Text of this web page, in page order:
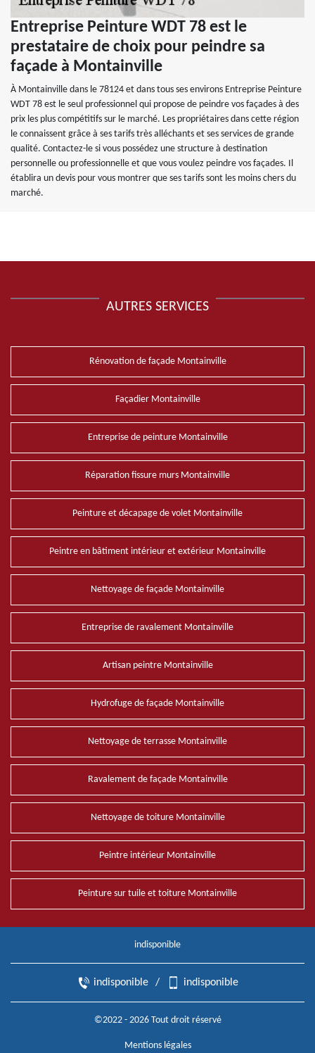
Entreprise Peinture WDT 78 est le
prestataire de choix pour peindre sa
façade à Montainville
À Montainville dans le 78124 et dans tous ses environs Entreprise Peinture
WDT 78 est le seul professionnel qui propose de peindre vos façades à des
prix les plus compétitifs sur le marché. Les propriétaires dans cette région
le connaissent grâce à ses tarifs très alléchants et ses services de grande
qualité. Contactez-le si vous possédez une structure à destination
personnelle ou professionnelle et que vous voulez peindre vos façades. Il
établira un devis pour vous montrer que ses tarifs sont les moins chers du
marché.
AUTRES SERVICES
Rénovation de façade Montainville
Façadier Montainville
Entreprise de peinture Montainville
Réparation fissure murs Montainville
Peinture et décapage de volet Montainville
Peintre en bâtiment intérieur et extérieur Montainville
Nettoyage de façade Montainville
Entreprise de ravalement Montainville
Artisan peintre Montainville
Hydrofuge de façade Montainville
Nettoyage de terrasse Montainville
Ravalement de façade Montainville
Nettoyage de toiture Montainville
Peintre intérieur Montainville
Peinture sur tuile et toiture Montainville
indisponible
indisponible / indisponible
©2022 - 2026 Tout droit réservé
Mentions légales